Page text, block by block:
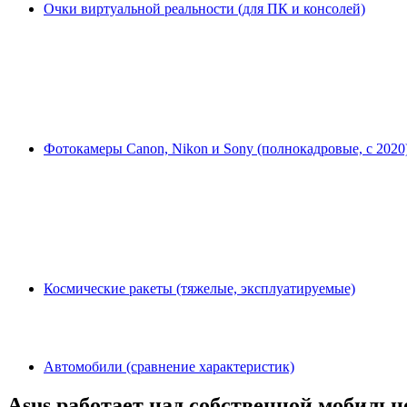
Очки виртуальной реальности (для ПК и консолей)
Фотокамеры Canon, Nikon и Sony (полнокадровые, с
Космические ракеты (тяжелые, эксплуатируемые)
Автомобили (сравнение характеристик)